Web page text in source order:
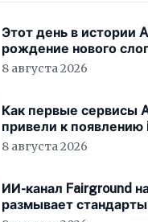
Этот день в истории
рождение нового
Different»
8 августа 2026
Как первые сервисы
привели к появлению
8 августа 2026
ИИ-канал Fairground
размывает